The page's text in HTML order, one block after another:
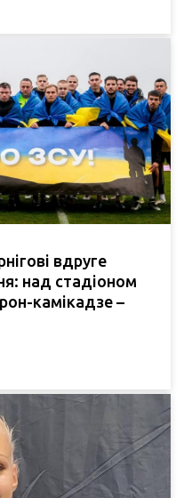
вдруге
над стадіоном
камікадзе –